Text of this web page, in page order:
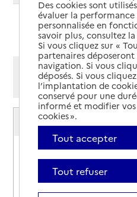
Afficher les résultats par:
Mode liste
Mode carte
Service autonomie à
Amad
Adresse
6 place Bernard Lhez -
-Villefranche-de-
Des cookies sont
évaluer la
personnalisée en
savoir plus, consultez
Si vous cliquez sur «
partenaires
navigation. Si vous
déposés. Si vous
l’implantation de
conservé pour une
informé et modifier
cookies ».
Tout accepter
Tout refuser